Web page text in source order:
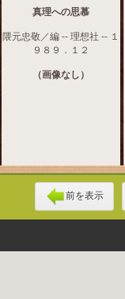
真理への思慕
隈元忠敬／編 -- 理想社 -- １
９８９．１２
（画像なし）
前を表示